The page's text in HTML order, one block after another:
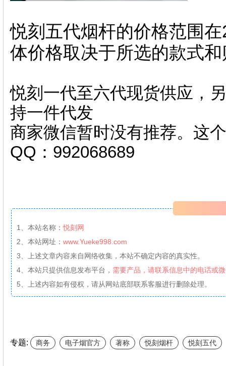
悦刻五代烟杆的价格范围
体价格取决于所选的款式
悦刻一代至六代现货供应，
持一件代发
商家微信暂时没有推荐。这
QQ：992068689
1、本站名称：悦刻网
2、本站网址： www.Yueke998.com
3、上述文章内容来自网络收集，本站不确定内容的真实性。
4、本站只提供信息发布平台， 需要产品，请联系信息中的电话或
5、上述内容如有侵权，请从网站底部联系客服进行删除处理。
专题: 商务 电子烟官方 著称 悦刻烟杆 悦刻五代